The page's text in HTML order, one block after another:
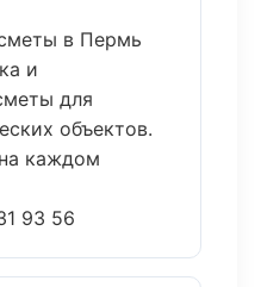
в Пермь
и
для
объектов.
каждом
93 56